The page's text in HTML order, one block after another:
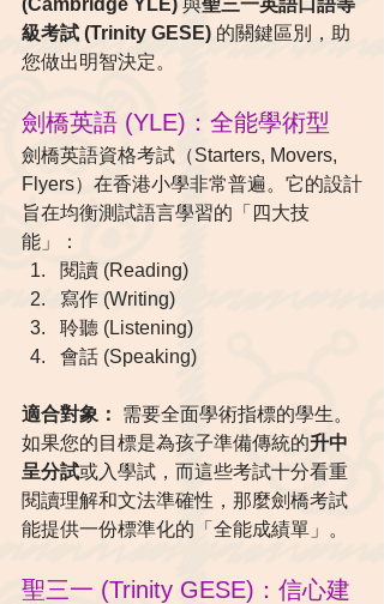
級考試 (Trinity GESE) 的關鍵區別，助
您做出明智決定。
劍橋英語 (YLE)：全能學術型
劍橋英語資格考試（Starters, Movers,
Flyers）在香港小學非常普遍。它的設計
旨在均衡測試語言學習的「四大技
能」：
閱讀 (Reading)
寫作 (Writing)
聆聽 (Listening)
會話 (Speaking)
適合對象：
需要全面學術指標的學生。
如果您的目標是為孩子準備傳統的升中
呈分試或入學試，而這些考試十分看重
閱讀理解和文法準確性，那麼劍橋考試
能提供一份標準化的「全能成績單」。
聖三一 (Trinity GESE)：信心建